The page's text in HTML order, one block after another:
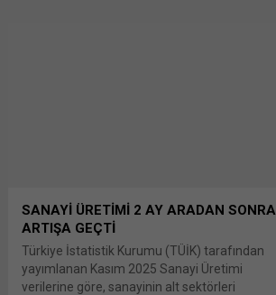
SANAYİ ÜRETİMİ 2 AY ARADAN SONRA
ARTIŞA GEÇTİ
Türkiye İstatistik Kurumu (TÜİK) tarafından
yayımlanan Kasım 2025 Sanayi Üretimi
verilerine göre, sanayinin alt sektörleri